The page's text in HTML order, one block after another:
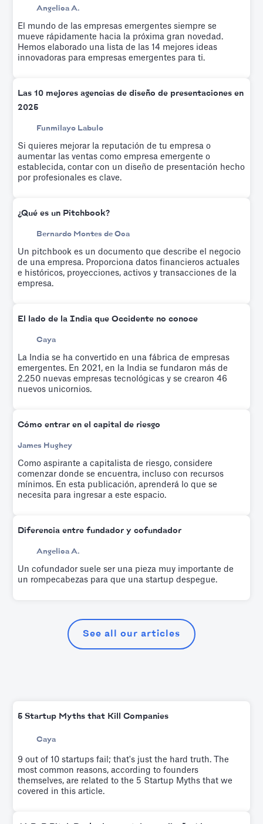
Angelica A.
El mundo de las empresas emergentes siempre se
mueve rápidamente hacia la próxima gran novedad.
Hemos elaborado una lista de las 14 mejores ideas
innovadoras para empresas emergentes para ti.
Las 10 mejores agencias de diseño de presentaciones en
2025
Funmilayo Labulo
Si quieres mejorar la reputación de tu empresa o
aumentar las ventas como empresa emergente o
establecida, contar con un diseño de presentación hecho
por profesionales es clave.
¿Qué es un Pitchbook?
Bernardo Montes de Oca
Un pitchbook es un documento que describe el negocio
de una empresa. Proporciona datos financieros actuales
e históricos, proyecciones, activos y transacciones de la
empresa.
El lado de la India que Occidente no conoce
Caya
La India se ha convertido en una fábrica de empresas
emergentes. En 2021, en la India se fundaron más de
2.250 nuevas empresas tecnológicas y se crearon 46
nuevos unicornios.
Cómo entrar en el capital de riesgo
James Hughey
Como aspirante a capitalista de riesgo, considere
comenzar donde se encuentra, incluso con recursos
mínimos. En esta publicación, aprenderá lo que se
necesita para ingresar a este espacio.
Diferencia entre fundador y cofundador
Angelica A.
Un cofundador suele ser una pieza muy importante de
un rompecabezas para que una startup despegue.
See all our articles
5 Startup Myths that Kill Companies
Caya
9 out of 10 startups fail; that's just the hard truth. The
most common reasons, according to founders
themselves, are related to the 5 Startup Myths that we
covered in this article.